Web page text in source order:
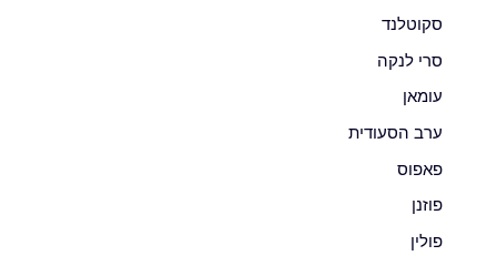
סקוטלנד
סרי לנקה
עומאן
ערב הסעודית
פאפוס
פוזנן
פולין